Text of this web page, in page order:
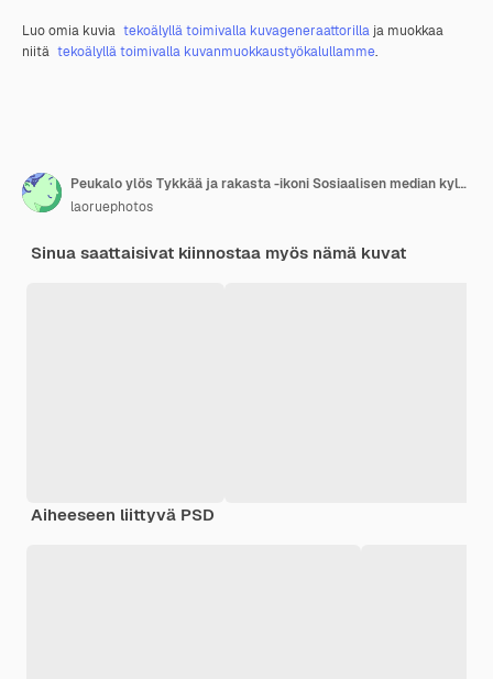
Luo omia kuvia tekoälyllä toimivalla kuvageneraattorilla ja muokkaa
niitä tekoälyllä toimivalla kuvanmuokkaustyökalullamme.
Peukalo ylös Tykkää ja rakasta -ikoni Sosiaalisen median kylttiteknologian suunnittelu banneri 3D-renderöintikuvitus
laoruephotos
Sinua saattaisivat kiinnostaa myös nämä kuvat
Aiheeseen liittyvä PSD